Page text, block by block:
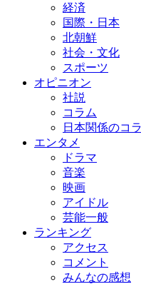
経済
国際・日本
北朝鮮
社会・文化
スポーツ
オピニオン
社説
コラム
日本関係のコ
エンタメ
ドラマ
音楽
映画
アイドル
芸能一般
ランキング
アクセス
コメント
みんなの感想